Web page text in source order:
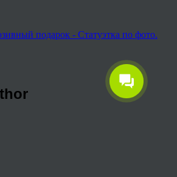
подарок - Статуэтка по фото.